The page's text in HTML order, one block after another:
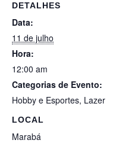
DETALHES
Data:
11 de julho
Hora:
12:00 am
Categorias de Evento:
Hobby e Esportes, Lazer
LOCAL
Marabá